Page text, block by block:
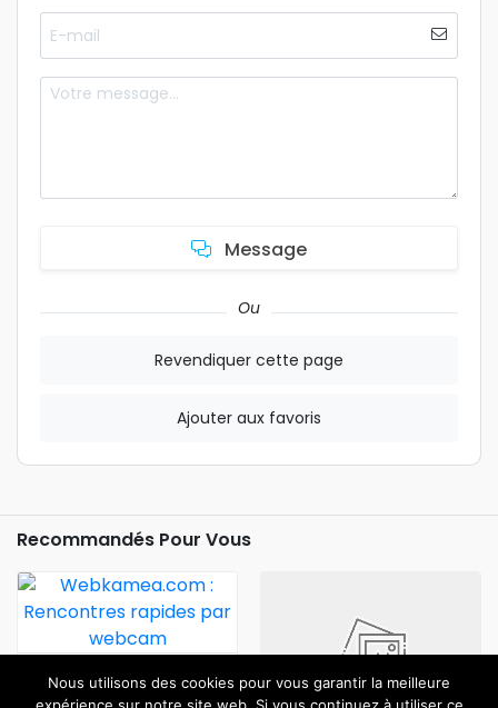
Message
Ou
Revendiquer cette page
Ajouter aux favoris
Recommandés Pour Vous
Webkamea.com :
Rencontres Rapides Par
Nous utilisons des cookies pour vous garantir la meilleure